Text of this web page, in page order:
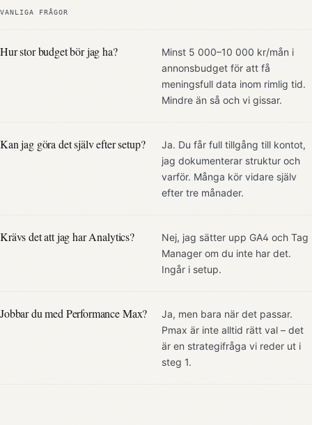
VANLIGA FRÅGOR
Hur stor budget bör jag ha?
Minst 5 000–10 000 kr/mån i
annonsbudget för att få
meningsfull data inom rimlig tid.
Mindre än så och vi gissar.
Kan jag göra det själv efter setup?
Ja. Du får full tillgång till kontot,
jag dokumenterar struktur och
varför. Många kör vidare själv
efter tre månader.
Krävs det att jag har Analytics?
Nej, jag sätter upp GA4 och Tag
Manager om du inte har det.
Ingår i setup.
Jobbar du med Performance Max?
Ja, men bara när det passar.
Pmax är inte alltid rätt val – det
är en strategifråga vi reder ut i
steg 1.